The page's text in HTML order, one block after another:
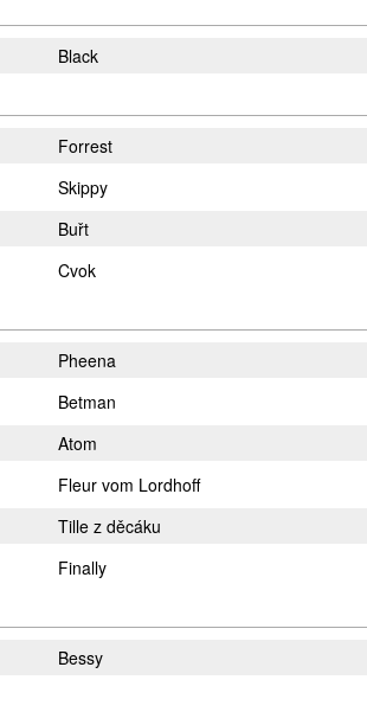
Black
Forrest
Skippy
Buřt
Cvok
Pheena
Betman
Atom
Fleur vom Lordhoff
Tille z děcáku
Finally
Bessy